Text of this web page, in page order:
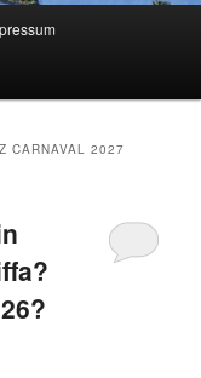
CARNAVAL 2027